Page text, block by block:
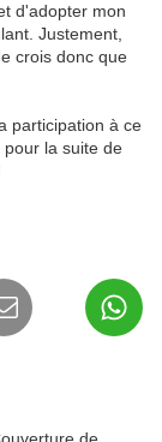
d'adopter mon
Justement,
crois donc que
participation à ce
la suite de